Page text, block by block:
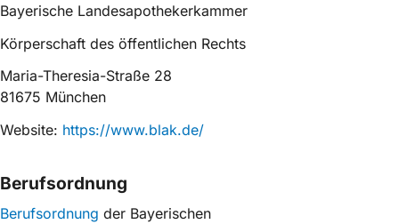
Bayerische Landesapothekerkammer
Körperschaft des öffentlichen Rechts
Maria-Theresia-Straße 28
81675 München
Website: https://www.blak.de/
Berufsordnung
Berufsordnung der Bayerischen